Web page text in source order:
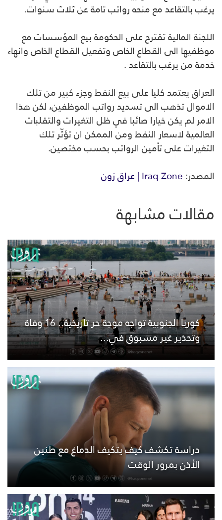
يرغب بالتقاعد مع منحه رواتب تامة عن ثلاث سنوات.
اللجنة المالية تقترح على الحكومة بيع المؤسسات مع
موظفيها الى القطاع الخاص وتفعيل القطاع الخاص وانهاء
خدمة من يرغب بالتقاعد .
العراق يعتمد كليا على بيع النفط وجزء كبير من تلك
الاموال تذهب الى تسديد رواتب الموظفين، لكن هذا
الامر لم يكن خيارا صائبا في ظل التغيرات والتقلبات
العالمية لاسعار النفط ومن الممكن ان تؤثّر تلك
التغيرات على تأمين الرواتب بحسب مختصين.
المصدر:Iraq Zone | عراق زون
مقالات مشابهة
كوريا الجنوبية تواجه موجة حر تاريخية.. 16 وفاة
وتحذير غير مسبوق في...
دراسة تكشف كيف يتكيف الدماغ مع طنين
الأذن بمرور الوقت